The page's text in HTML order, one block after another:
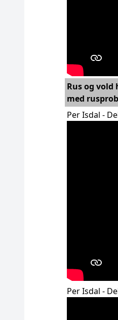
Rus og
med
Per Isdal -
Per Isdal -